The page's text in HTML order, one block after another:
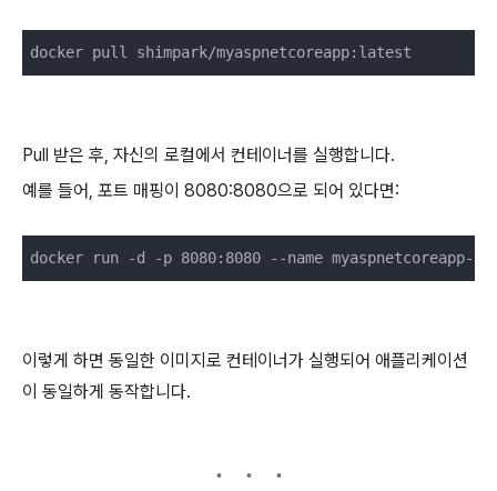
docker pull shimpark/myaspnetcoreapp:latest
Pull 받은 후, 자신의 로컬에서 컨테이너를 실행합니다.
예를 들어, 포트 매핑이 8080:8080으로 되어 있다면:
docker run -d -p 8080:8080 --name myaspnetcoreapp-
이렇게 하면 동일한 이미지로 컨테이너가 실행되어 애플리케이션
이 동일하게 동작합니다.